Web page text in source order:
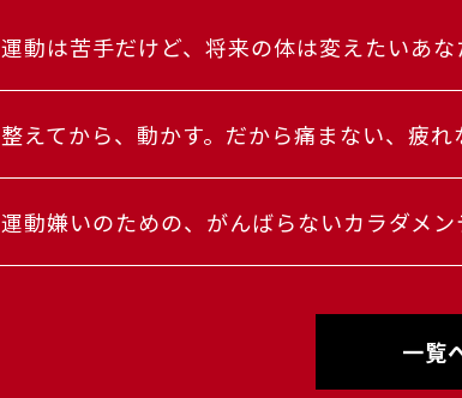
運動は苦手だけど、将来の体は変えたいあな
整えてから、動かす。だから痛まない、疲れ
運動嫌いのための、がんばらないカラダメン
一覧